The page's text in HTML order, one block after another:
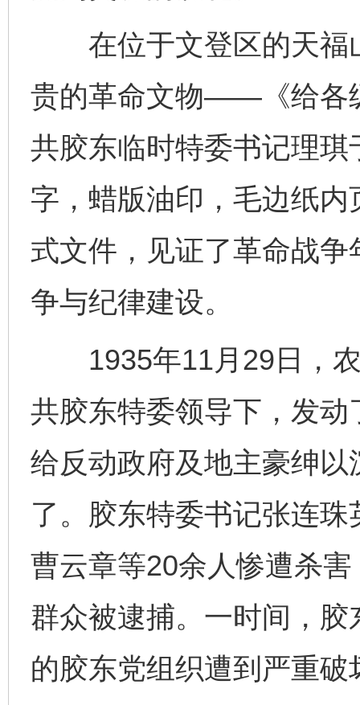
在位于文登区的天福
贵的革命文物——《给各
共胶东临时特委书记理琪
字，蜡版油印，毛边纸
式文件，见证了革命战
争与纪律建设。
1935年11月29日，农
共胶东特委领导下，发动
给反动政府及地主豪绅
了。胶东特委书记张连
曹云章等20余人惨遭杀
群众被逮捕。一时间，
的胶东党组织遭到严重